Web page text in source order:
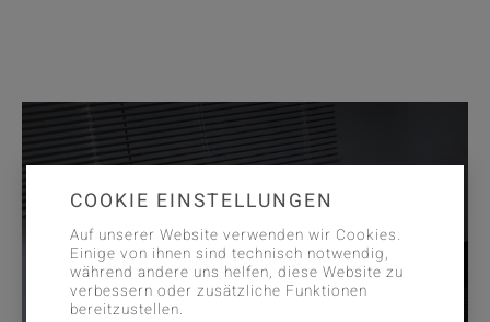
COOKIE EINSTELLUNGEN
Auf unserer Website verwenden wir Cookies.
Einige von ihnen sind technisch notwendig,
während andere uns helfen, diese Website zu
verbessern oder zusätzliche Funktionen
bereitzustellen.